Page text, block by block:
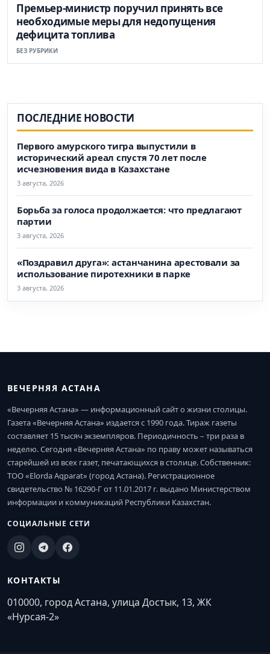
Премьер-министр поручил принять все
необходимые меры для недопущения
дефицита топлива
БЕЗ РУБРИКИ
ПОСЛЕДНИЕ НОВОСТИ
Первого амурского тигра выпустили в
исторический ареал спустя 70 лет после
исчезновения вида в Казахстане
3 августа, 2026
Борьба за голоса продолжается: что предлагают
партии
3 августа, 2026
«Поздравил друга»: астанчанина арестовали за
использование пиротехники в парке
3 августа, 2026
ВЕЧЕРНЯЯ АСТАНА
«Вечерняя Астана» — информационный сайт о жизни столицы.
Газета «Вечерняя Астана» издается с 1990 года. Тираж газеты
составляет 15 тысяч экземпляров. Периодичность – три раза в
неделю. Сегодня «Вечерняя Астана» по праву может называться
старейшей из всех газет, печатающихся в столице. Собственник:
ТОО «Elorda Aqparat» (город Астана). Регистрационное
свидетельство № 16290-Г от 11.01.2017 г. выдано Министерством
информации и коммуникаций Республики Казахстан.
СОЦИАЛЬНЫЕ СЕТИ
КОНТАКТЫ
010000, город Астана, улица Достык, 13, ЖК
«Нурсая-2»